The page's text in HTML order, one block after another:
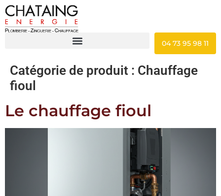
04 73 95 98 11
Catégorie de produit : Chauffage
fioul
Le chauffage fioul